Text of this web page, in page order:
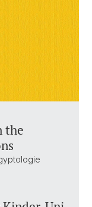
the